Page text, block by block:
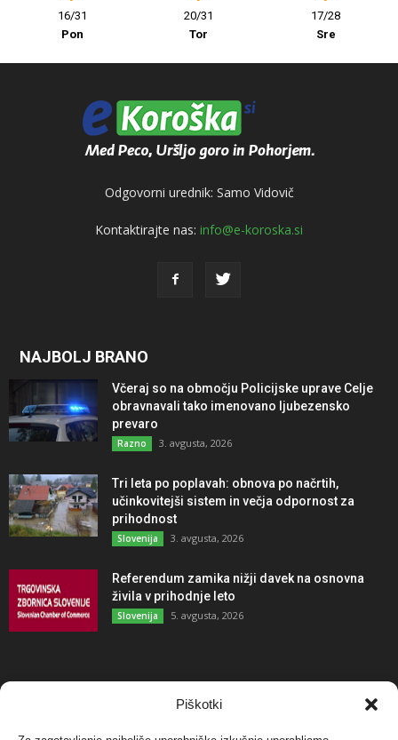
Piškotki
16/31
Pon
20/31
Tor
17/28
Sre
Odgovorni urednik: Samo Vidovič
Kontaktirajte nas: info@e-koroska.si
NAJBOLJ BRANO
Včeraj so na območju Policijske uprave Celje
obravnavali tako imenovano ljubezensko
prevaro
Razno 3. avgusta, 2026
Tri leta po poplavah: obnova po načrtih,
učinkovitejši sistem in večja odpornost za
prihodnost
Slovenija 3. avgusta, 2026
Referendum zamika nižji davek na osnovna
živila v prihodnje leto
Slovenija 5. avgusta, 2026
NAJBOLJ KOMENTIRANO